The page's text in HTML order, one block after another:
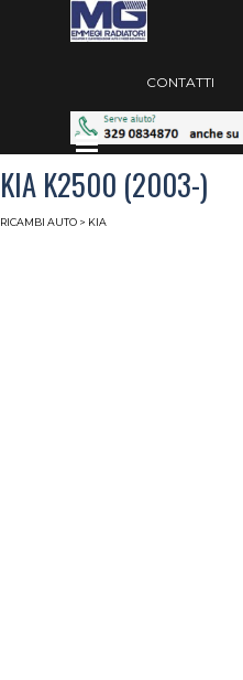
Vai ai contenuti
CONTATTI
Salta menù
KIA K2500 (2003-)
RICAMBI AUTO > KIA